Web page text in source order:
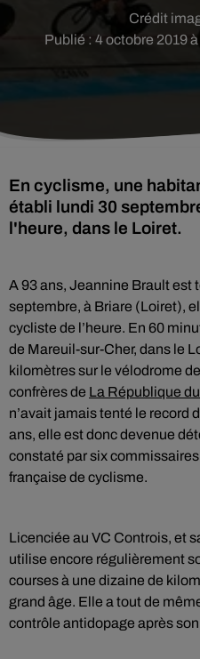
Publié : 4 octobre 2019
Crédit
En cyclisme, une
établi lundi 30
l'heure, dans le Loiret.
A 93 ans, Jeannine Brault est
septembre, à Briare (Loiret),
cycliste de l’heure. En 60
de Mareuil-sur-Cher, dans le
kilomètres sur le vélodrome
confrères de La République
n’avait jamais tenté le record
ans, elle est donc devenue
constaté par six
française de cyclisme.
Licenciée au VC Controis, et
utilise encore régulièrement
courses à une dizaine de
grand âge. Elle a tout de
contrôle antidopage après